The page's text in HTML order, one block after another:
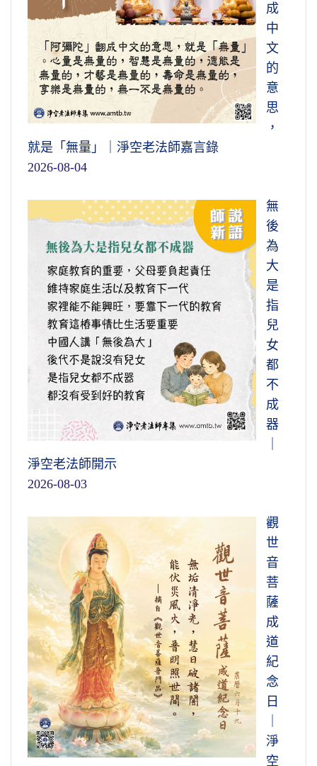
成
中
文
的
意
思
，
就是「無量」｜淨空老法師嘉言錄
2026-08-04
無
後
為
大
是
指
兒
女
都
不
成
器
淨空老法師開示
2026-08-03
觀
世
音
菩
薩
成
道
紀
念
日
淨
空